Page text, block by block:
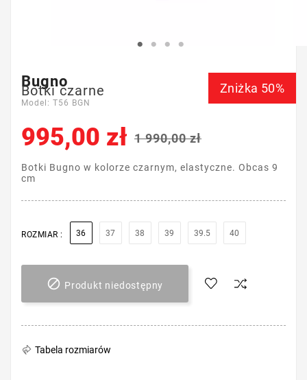
Bugno
Botki czarne
Model: T56 BGN
995,00 zł 1 990,00 zł
Zniżka 50%
Botki Bugno w kolorze czarnym, elastyczne. Obcas 9
cm
ROZMIAR : 36 37 38 39 39.5 40
 Produkt niedostępny
Tabela rozmiarów